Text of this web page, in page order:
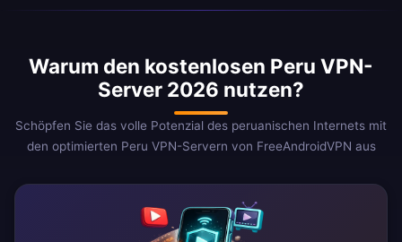
Warum den kostenlosen Peru VPN-
Server 2026 nutzen?
Schöpfen Sie das volle Potenzial des peruanischen Internets mit
den optimierten Peru VPN-Servern von FreeAndroidVPN aus